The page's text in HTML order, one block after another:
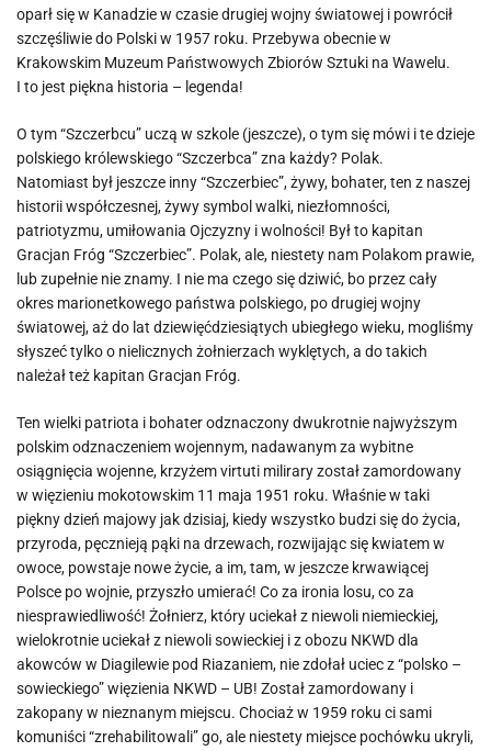
oparł się w Kanadzie w czasie drugiej wojny światowej i powrócił
szczęśliwie do Polski w 1957 roku. Przebywa obecnie w
Krakowskim Muzeum Państwowych Zbiorów Sztuki na Wawelu.
I to jest piękna historia – legenda!
O tym “Szczerbcu” uczą w szkole (jeszcze), o tym się mówi i te dzieje
polskiego królewskiego “Szczerbca” zna każdy? Polak.
Natomiast był jeszcze inny “Szczerbiec”, żywy, bohater, ten z naszej
historii współczesnej, żywy symbol walki, niezłomności,
patriotyzmu, umiłowania Ojczyzny i wolności! Był to kapitan
Gracjan Fróg “Szczerbiec”. Polak, ale, niestety nam Polakom prawie,
lub zupełnie nie znamy. I nie ma czego się dziwić, bo przez cały
okres marionetkowego państwa polskiego, po drugiej wojny
światowej, aż do lat dziewięćdziesiątych ubiegłego wieku, mogliśmy
słyszeć tylko o nielicznych żołnierzach wyklętych, a do takich
należał też kapitan Gracjan Fróg.
Ten wielki patriota i bohater odznaczony dwukrotnie najwyższym
polskim odznaczeniem wojennym, nadawanym za wybitne
osiągnięcia wojenne, krzyżem virtuti milirary został zamordowany
w więzieniu mokotowskim 11 maja 1951 roku. Właśnie w taki
piękny dzień majowy jak dzisiaj, kiedy wszystko budzi się do życia,
przyroda, pęcznieją pąki na drzewach, rozwijając się kwiatem w
owoce, powstaje nowe życie, a im, tam, w jeszcze krwawiącej
Polsce po wojnie, przyszło umierać! Co za ironia losu, co za
niesprawiedliwość! Żołnierz, który uciekał z niewoli niemieckiej,
wielokrotnie uciekał z niewoli sowieckiej i z obozu NKWD dla
akowców w Diagilewie pod Riazaniem, nie zdołał uciec z “polsko –
sowieckiego” więzienia NKWD – UB! Został zamordowany i
zakopany w nieznanym miejscu. Chociaż w 1959 roku ci sami
komuniści “zrehabilitowali” go, ale niestety miejsce pochówku ukryli,